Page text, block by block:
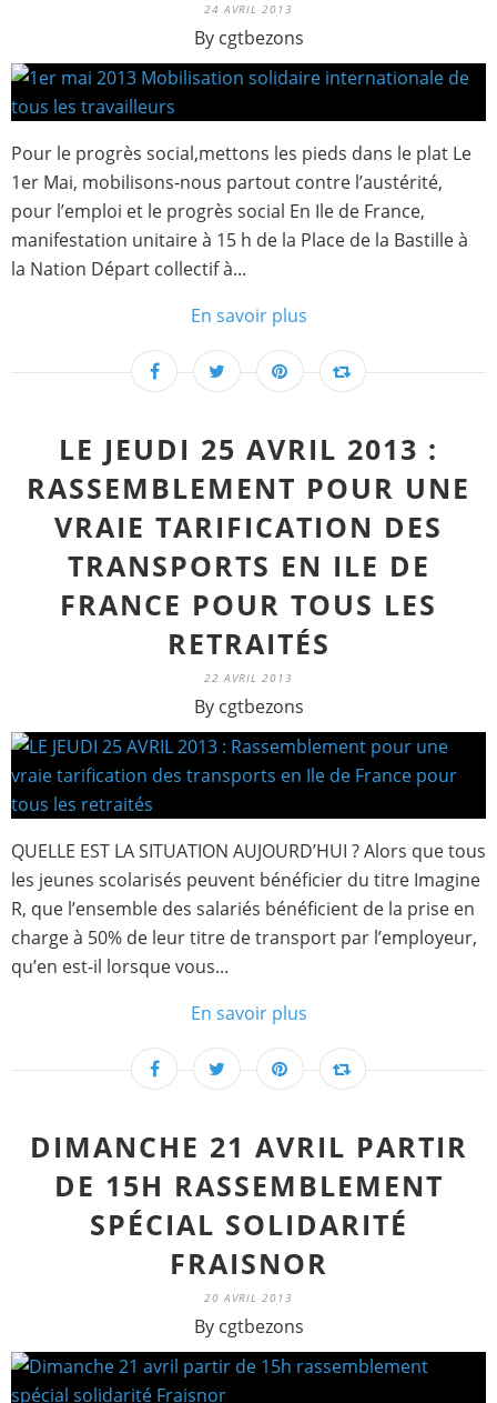
24 AVRIL 2013
By cgtbezons
Pour le progrès social,mettons les pieds dans le plat Le
1er Mai, mobilisons-nous partout contre l’austérité,
pour l’emploi et le progrès social En Ile de France,
manifestation unitaire à 15 h de la Place de la Bastille à
la Nation Départ collectif à...
En savoir plus
LE JEUDI 25 AVRIL 2013 :
RASSEMBLEMENT POUR UNE
VRAIE TARIFICATION DES
TRANSPORTS EN ILE DE
FRANCE POUR TOUS LES
RETRAITÉS
22 AVRIL 2013
By cgtbezons
QUELLE EST LA SITUATION AUJOURD’HUI ? Alors que tous
les jeunes scolarisés peuvent bénéficier du titre Imagine
R, que l’ensemble des salariés bénéficient de la prise en
charge à 50% de leur titre de transport par l’employeur,
qu’en est-il lorsque vous...
En savoir plus
DIMANCHE 21 AVRIL PARTIR
DE 15H RASSEMBLEMENT
SPÉCIAL SOLIDARITÉ
FRAISNOR
20 AVRIL 2013
By cgtbezons